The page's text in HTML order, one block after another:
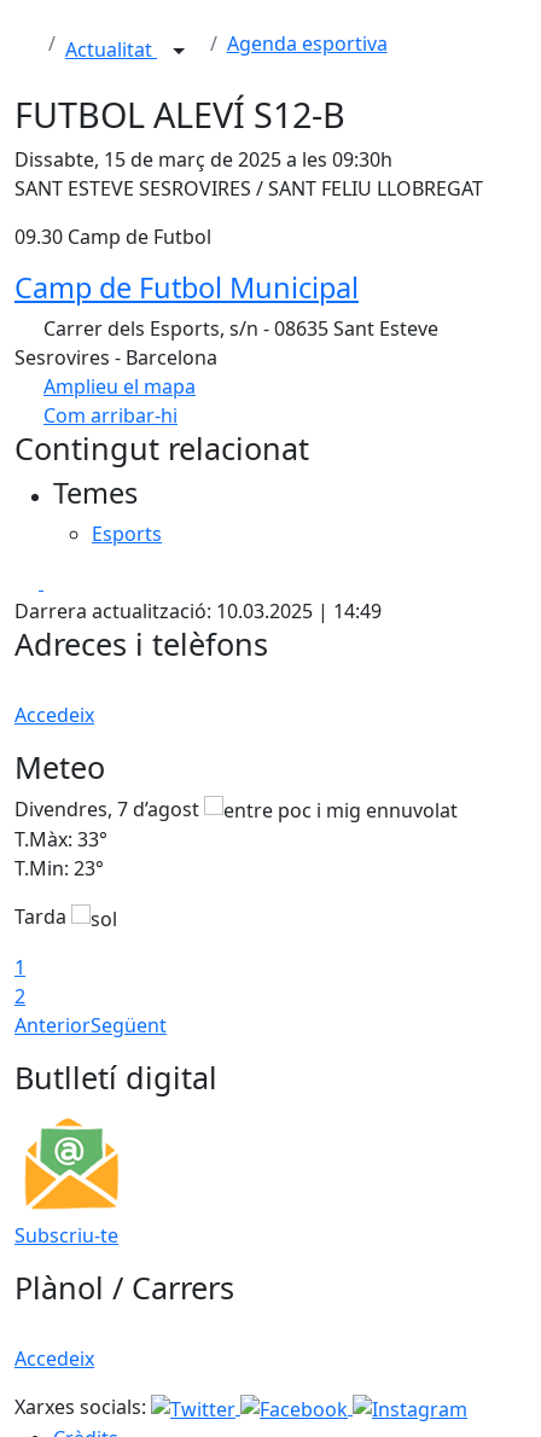
Actualitat Agenda esportiva
FUTBOL ALEVÍ S12-B
Dissabte, 15 de març de 2025 a les 09:30h
SANT ESTEVE SESROVIRES / SANT FELIU LLOBREGAT
09.30 Camp de Futbol
Camp de Futbol Municipal
Carrer dels Esports, s/n - 08635 Sant Esteve
Sesrovires - Barcelona
Amplieu el mapa
Com arribar-hi
+
Contingut relacionat
Temes
Esports
Darrera actualització: 10.03.2025 | 14:49
Adreces i telèfons
Accedeix
Meteo
Divendres, 7 d’agost
T.Màx: 33°
T.Min: 23°
Tarda
1
2
AnteriorSegüent
Butlletí digital
Subscriu-te
Plànol / Carrers
Accedeix
Xarxes socials: